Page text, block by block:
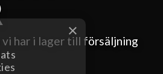
VÅRA BRANDS
vi har i lager till försäljning
×